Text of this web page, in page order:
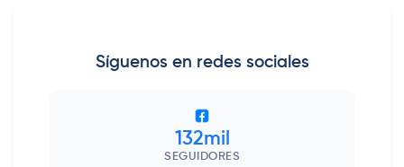
Síguenos en redes sociales
132mil
SEGUIDORES